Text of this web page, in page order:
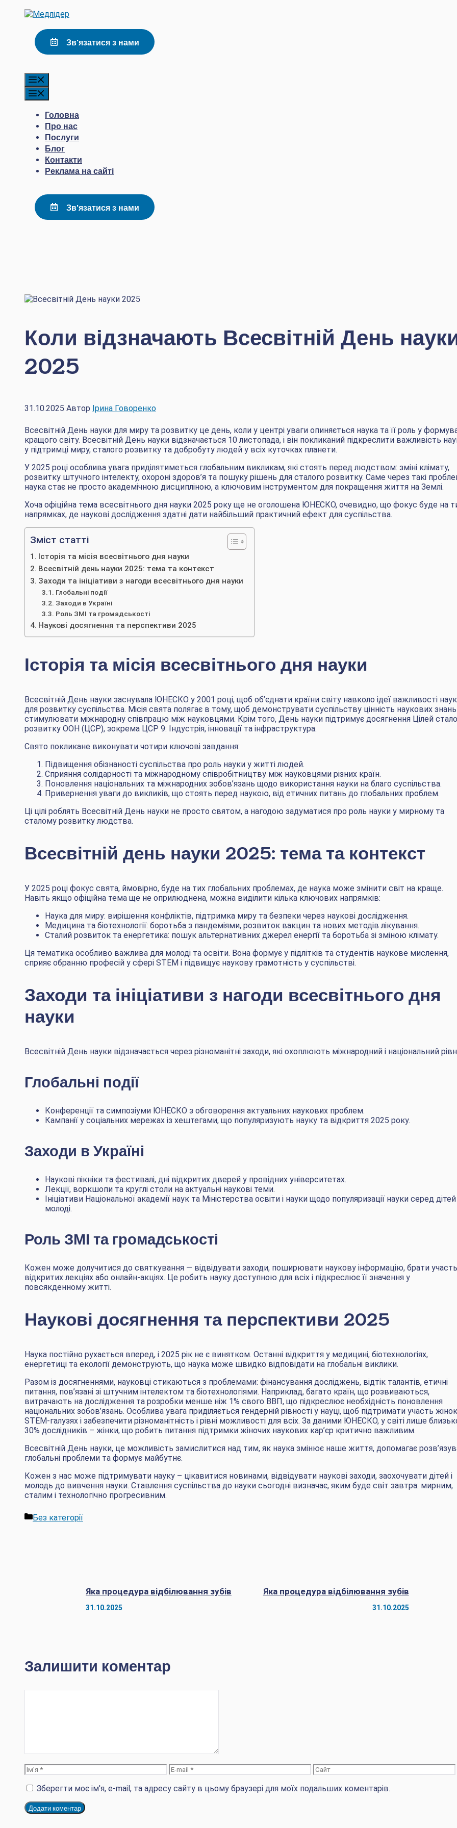
Перейти
Зв'язатися з нами
Головна
Про нас
Послуги
Блог
Контакти
Реклама на сайті
Зв'язатися з нами
Коли відзначають Всесвітній День
2025
31.10.2025 Автор Ірина Говоренко
Всесвітній День науки для миру та розвитку це день, коли у центрі уваги опиняється наука та її роль у
кращого світу. Всесвітній День науки відзначається 10 листопада, і він покликаний підкреслити важливість
у підтримці миру, сталого розвитку та добробуту людей у всіх куточках планети.
У 2025 році особлива увага приділятиметься глобальним викликам, які стоять перед людством: зміні клімату,
розвитку штучного інтелекту, охороні здоров’я та пошуку рішень для сталого розвитку. Саме через такі
наука стає не просто академічною дисципліною, а ключовим інструментом для покращення життя на Землі.
Хоча офіційна тема всесвітнього дня науки 2025 року ще не оголошена ЮНЕСКО, очевидно, що фокус буде на
напрямках, де наукові дослідження здатні дати найбільший практичний ефект для суспільства.
Зміст статті
Історія та місія всесвітнього дня науки
Всесвітній день науки 2025: тема та контекст
Заходи та ініціативи з нагоди всесвітнього дня науки
Глобальні події
Заходи в Україні
Роль ЗМІ та громадськості
Наукові досягнення та перспективи 2025
Історія та місія всесвітнього дня науки
Всесвітній День науки заснувала ЮНЕСКО у 2001 році, щоб об’єднати країни світу навколо ідеї важливості
для розвитку суспільства. Місія свята полягає в тому, щоб демонструвати суспільству цінність наукових
стимулювати міжнародну співпрацю між науковцями. Крім того, День науки підтримує досягнення Цілей
розвитку ООН (ЦСР), зокрема ЦСР 9: Індустрія, інновації та інфраструктура.
Свято покликане виконувати чотири ключові завдання:
Підвищення обізнаності суспільства про роль науки у житті людей.
Сприяння солідарності та міжнародному співробітництву між науковцями різних країн.
Поновлення національних та міжнародних зобов’язань щодо використання науки на благо суспільства.
Привернення уваги до викликів, що стоять перед наукою, від етичних питань до глобальних проблем.
Ці цілі роблять Всесвітній День науки не просто святом, а нагодою задуматися про роль науки у мирному та
сталому розвитку людства.
Всесвітній день науки 2025: тема та контекст
У 2025 році фокус свята, ймовірно, буде на тих глобальних проблемах, де наука може змінити світ на краще.
Навіть якщо офіційна тема ще не оприлюднена, можна виділити кілька ключових напрямків:
Наука для миру: вирішення конфліктів, підтримка миру та безпеки через наукові дослідження.
Медицина та біотехнології: боротьба з пандеміями, розвиток вакцин та нових методів лікування.
Сталий розвиток та енергетика: пошук альтернативних джерел енергії та боротьба зі зміною клімату.
Ця тематика особливо важлива для молоді та освіти. Вона формує у підлітків та студентів наукове мислення,
сприяє обранню професій у сфері STEM і підвищує наукову грамотність у суспільстві.
Заходи та ініціативи з нагоди всесвітнього дня
науки
Всесвітній День науки відзначається через різноманітні заходи, які охоплюють міжнародний і національний
Глобальні події
Конференції та симпозіуми ЮНЕСКО з обговорення актуальних наукових проблем.
Кампанії у соціальних мережах із хештегами, що популяризують науку та відкриття 2025 року.
Заходи в Україні
Наукові пікніки та фестивалі, дні відкритих дверей у провідних університетах.
Лекції, воркшопи та круглі столи на актуальні наукові теми.
Ініціативи Національної академії наук та Міністерства освіти і науки щодо популяризації науки серед
молоді.
Роль ЗМІ та громадськості
Кожен може долучитися до святкування — відвідувати заходи, поширювати наукову інформацію, брати
відкритих лекціях або онлайн-акціях. Це робить науку доступною для всіх і підкреслює її значення у
повсякденному житті.
Наукові досягнення та перспективи 2025
Наука постійно рухається вперед, і 2025 рік не є винятком. Останні відкриття у медицині, біотехнологіях,
енергетиці та екології демонструють, що наука може швидко відповідати на глобальні виклики.
Разом із досягненнями, науковці стикаються з проблемами: фінансування досліджень, відтік талантів, етичні
питання, пов’язані зі штучним інтелектом та біотехнологіями. Наприклад, багато країн, що розвиваються,
витрачають на дослідження та розробки менше ніж 1% свого ВВП, що підкреслює необхідність поновлення
національних зобов’язань. Особлива увага приділяється гендерній рівності у науці, щоб підтримати участь
STEM-галузях і забезпечити різноманітність і рівні можливості для всіх. За даними ЮНЕСКО, у світі лише
30% дослідників – жінки, що робить питання підтримки жіночих наукових кар’єр критично важливим.
Всесвітній День науки, це можливість замислитися над тим, як наука змінює наше життя, допомагає
глобальні проблеми та формує майбутнє.
Кожен з нас може підтримувати науку – цікавитися новинами, відвідувати наукові заходи, заохочувати дітей і
молодь до вивчення науки. Ставлення суспільства до науки сьогодні визначає, яким буде світ завтра: мирним,
сталим і технологічно прогресивним.
Категорії
Без категорії
Яка процедура відбілювання зубів
31.10.2025
Яка процедура відбілювання зубів
31.10.2025
Залишити коментар
Ім’я
E-
Сайт
Зберегти моє ім'я, e-mail, та адресу сайту в цьому браузері для моїх подальших коментарів.